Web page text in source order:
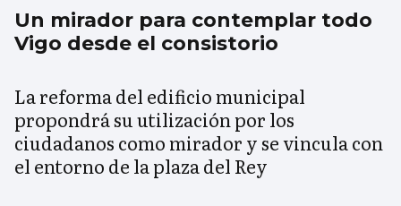
Un mirador para contemplar todo
Vigo desde el consistorio
La reforma del edificio municipal
propondrá su utilización por los
ciudadanos como mirador y se vincula con
el entorno de la plaza del Rey